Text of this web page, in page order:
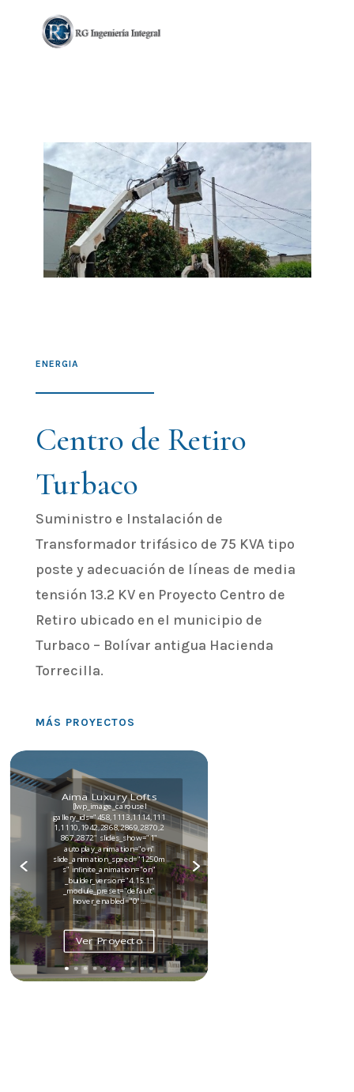
ENERGIA
Centro de Retiro
Turbaco
Suministro e Instalación de
Transformador trifásico de 75 KVA tipo
poste y adecuación de líneas de media
tensión 13.2 KV en Proyecto Centro de
Retiro ubicado en el municipio de
Turbaco – Bolívar antigua Hacienda
Torrecilla.
MÁS PROYECTOS
Aima Luxury Lofts
[lwp_image_carousel
gallery_ids="458,1113,1114,111
1,1110,1942,2868,2869,2870,2
867,2872" slides_show="1"
autoplay_animation="on"
slide_animation_speed="1250m
s" infinite_animation="on"
_builder_version="4.15.1"
_module_preset="default"
hover_enabled="0"...
Ver Proyecto